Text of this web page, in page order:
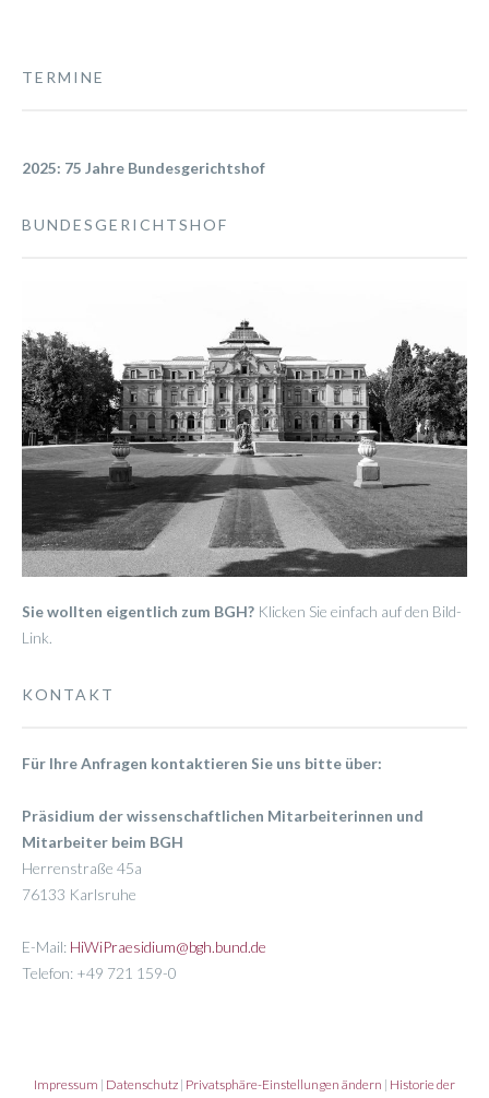
TERMINE
2025: 75 Jahre Bundesgerichtshof
BUNDESGERICHTSHOF
Sie wollten eigentlich zum BGH? Klicken Sie einfach auf den Bild-
Link.
KONTAKT
Für Ihre Anfragen kontaktieren Sie uns bitte über:
Präsidium der wissenschaftlichen Mitarbeiterinnen und
Mitarbeiter beim BGH
Herrenstraße 45a
76133 Karlsruhe
E-Mail: HiWiPraesidium@bgh.bund.de
Telefon: +49 721 159-0
Impressum | Datenschutz | Privatsphäre-Einstellungen ändern | Historie der